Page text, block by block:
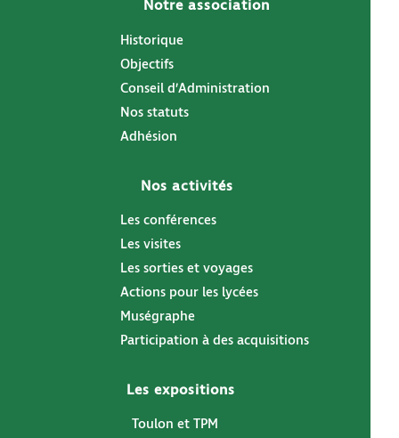
Notre association
Historique
Objectifs
Conseil d’Administration
Nos statuts
Adhésion
Nos activités
Les conférences
Les visites
Les sorties et voyages
Actions pour les lycées
Muségraphe
Participation à des acquisitions
Les expositions
Toulon et TPM